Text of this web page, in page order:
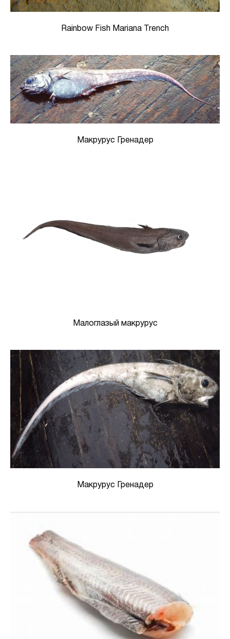
Rainbow Fish Mariana Trench
Макрурус Гренадер
Малоглазый макрурус
Макрурус Гренадер